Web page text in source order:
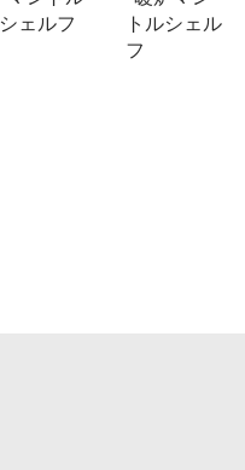
シェルフ
トルシェル
フ